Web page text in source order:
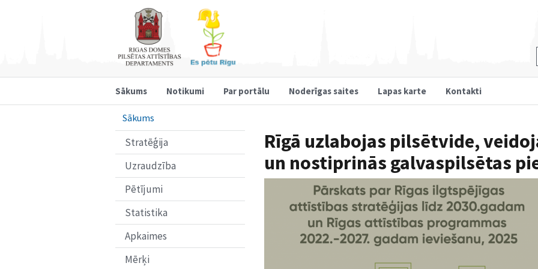
Sākums Notikumi Par portālu Noderīgas saites Lapas karte Kontakti
Sākums
Stratēģija
Uzraudzība
Pētījumi
Statistika
Apkaimes
Mērķi
Rīgā uzlabojas pilsētvide,
un nostiprinās galvaspilsētas